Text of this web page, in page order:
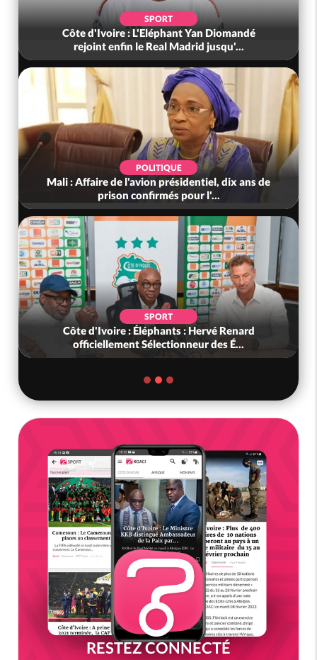
SPORT
Côte d'Ivoire : L'Eléphant Yan Diomandé
rejoint enfin le Real Madrid jusqu'...
POLITIQUE
Mali : Affaire de l'avion présidentiel, dix ans de
prison confirmés pour l'...
SPORT
Côte d'Ivoire : Éléphants : Hervé Renard
officiellement Sélectionneur des É...
RESTEZ CONNECTÉ